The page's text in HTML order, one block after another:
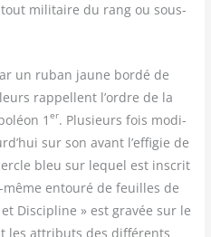
mili­taire du rang ou sous-
un ruban jaune bor­dé de
rap­pellent l’ordre de la
1er. Plu­sieurs fois modi­
sur son avant l’effigie de
bleu sur lequel est ins­crit
entou­ré de feuilles de
Dis­ci­pline » est gra­vée sur le
les attri­buts des dif­fé­rents